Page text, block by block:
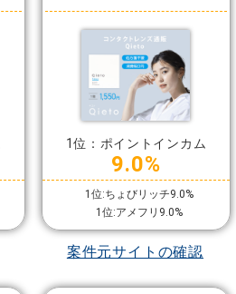
1位：ポイントインカム
9.0%
1位:ちょびリッチ9.0%
1位:アメフリ9.0%
案件元サイトの確認